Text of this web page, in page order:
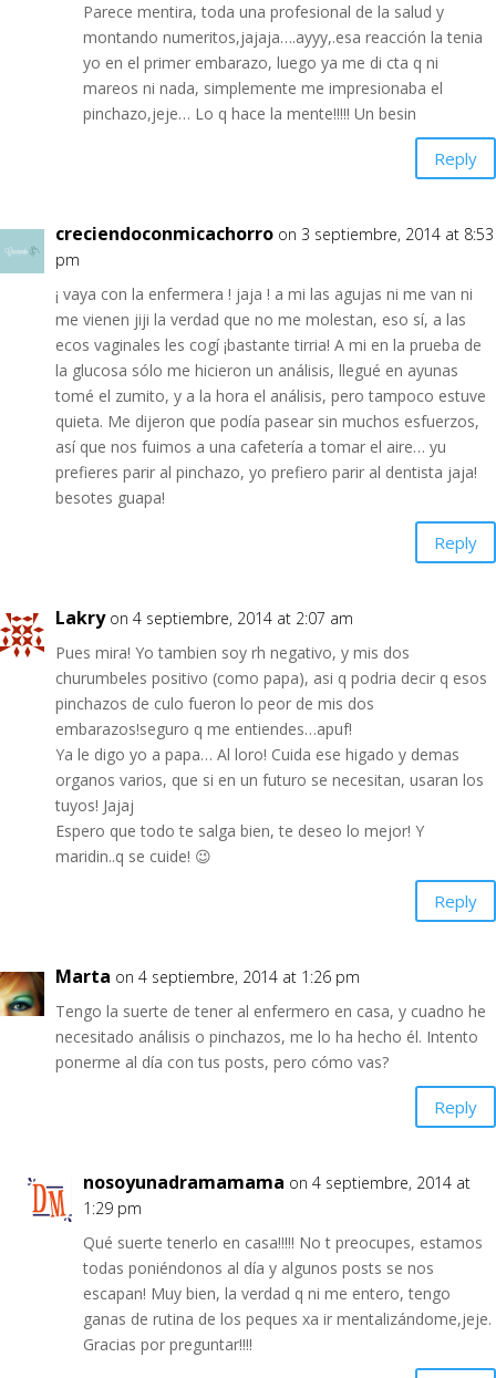
Parece mentira, toda una profesional de la salud y
montando numeritos,jajaja….ayyy,.esa reacción la tenia
yo en el primer embarazo, luego ya me di cta q ni
mareos ni nada, simplemente me impresionaba el
pinchazo,jeje… Lo q hace la mente!!!!! Un besin
Reply
creciendoconmicachorro on 3 septiembre, 2014 at 8:53
pm
¡ vaya con la enfermera ! jaja ! a mi las agujas ni me van ni
me vienen jiji la verdad que no me molestan, eso sí, a las
ecos vaginales les cogí ¡bastante tirria! A mi en la prueba de
la glucosa sólo me hicieron un análisis, llegué en ayunas
tomé el zumito, y a la hora el análisis, pero tampoco estuve
quieta. Me dijeron que podía pasear sin muchos esfuerzos,
así que nos fuimos a una cafetería a tomar el aire… yu
prefieres parir al pinchazo, yo prefiero parir al dentista jaja!
besotes guapa!
Reply
Lakry on 4 septiembre, 2014 at 2:07 am
Pues mira! Yo tambien soy rh negativo, y mis dos
churumbeles positivo (como papa), asi q podria decir q esos
pinchazos de culo fueron lo peor de mis dos
embarazos!seguro q me entiendes…apuf!
Ya le digo yo a papa… Al loro! Cuida ese higado y demas
organos varios, que si en un futuro se necesitan, usaran los
tuyos! Jajaj
Espero que todo te salga bien, te deseo lo mejor! Y
maridin..q se cuide! 😉
Reply
Marta on 4 septiembre, 2014 at 1:26 pm
Tengo la suerte de tener al enfermero en casa, y cuadno he
necesitado análisis o pinchazos, me lo ha hecho él. Intento
ponerme al día con tus posts, pero cómo vas?
Reply
nosoyunadramamama on 4 septiembre, 2014 at
1:29 pm
Qué suerte tenerlo en casa!!!!! No t preocupes, estamos
todas poniéndonos al día y algunos posts se nos
escapan! Muy bien, la verdad q ni me entero, tengo
ganas de rutina de los peques xa ir mentalizándome,jeje.
Gracias por preguntar!!!!